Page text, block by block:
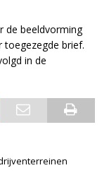
de beeldvorming
brief.
in de